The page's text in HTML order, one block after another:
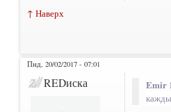
↑ Наверх
Пнд, 20/02/2017 - 07:01
REDиска Emir